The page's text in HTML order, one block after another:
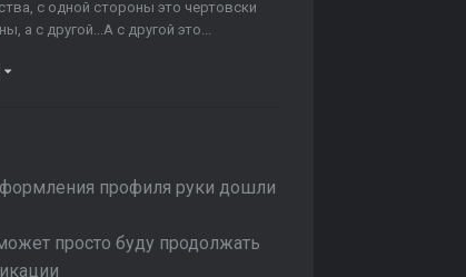
с одной стороны это чертовски
а с другой...А с другой это...
профиля руки дошли
просто буду продолжать